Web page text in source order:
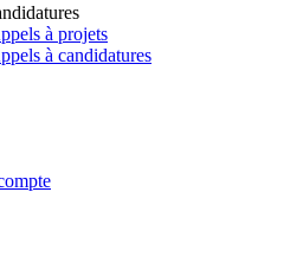
à projets
à candidatures